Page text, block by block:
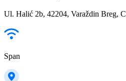
Ul. Halić 2b, 42204, Varaždin Breg,
Span